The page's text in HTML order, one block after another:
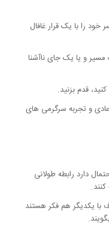
خود را با یک قرار غافال
مسیر و یا یک جای ناآشنا
قدم بزنید.
و تجربه سرگرمی های
دارد رابطه طولانی
یکدیگر هم فکر هستند